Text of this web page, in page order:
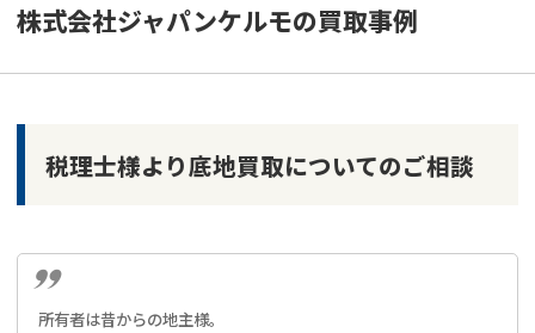
株式会社ジャパンケルモの買取事例
税理士様より底地買取についてのご相談
所有者は昔からの地主様。